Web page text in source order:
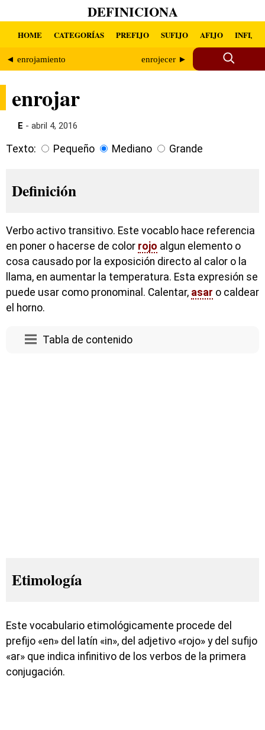
DEFINICIONA
HOME CATEGORÍAS PREFIJO SUFIJO AFIJO INFIJO
◄ enrojamiento enrojecer ►
enrojar
E - abril 4, 2016
Texto: Pequeño Mediano Grande
Definición
Verbo activo transitivo. Este vocablo hace referencia
en poner o hacerse de color rojo algun elemento o
cosa causado por la exposición directo al calor o la
llama, en aumentar la temperatura. Esta expresión se
puede usar como pronominal. Calentar, asar o caldear
el horno.
Tabla de contenido
Etimología
Este vocabulario etimológicamente procede del
prefijo «en» del latín «in», del adjetivo «rojo» y del sufijo
«ar» que indica infinitivo de los verbos de la primera
conjugación.